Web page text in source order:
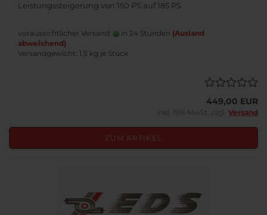
Leistungssteigerung von 150 PS auf 185 PS
voraussichtlicher Versand: in 24 Stunden (Ausland
abweichend)
Versandgewicht: 1,5 kg je Stück
449,00 EUR
inkl. 19% MwSt. zzgl. Versand
ZUM ARTIKEL